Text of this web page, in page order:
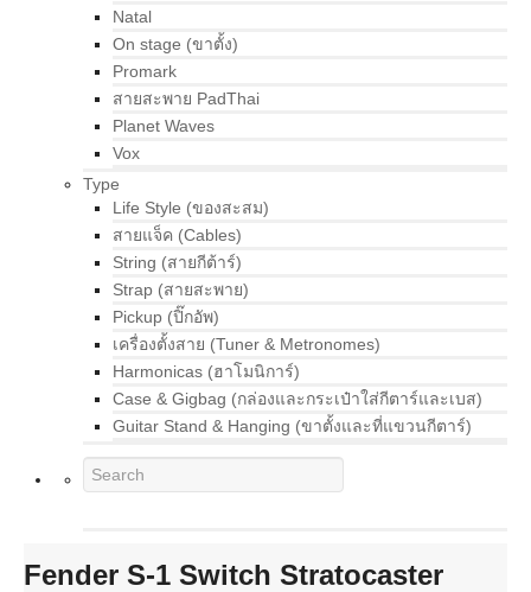
Natal
On stage (ขาตั้ง)
Promark
สายสะพาย PadThai
Planet Waves
Vox
Type
Life Style (ของสะสม)
สายแจ็ค (Cables)
String (สายกีต้าร์)
Strap (สายสะพาย)
Pickup (ปิ๊กอัพ)
เครื่องตั้งสาย (Tuner & Metronomes)
Harmonicas (ฮาโมนิการ์)
Case & Gigbag (กล่องและกระเป๋าใส่กีตาร์และเบส)
Guitar Stand & Hanging (ขาตั้งและที่แขวนกีตาร์)
Fender S-1 Switch Stratocaster